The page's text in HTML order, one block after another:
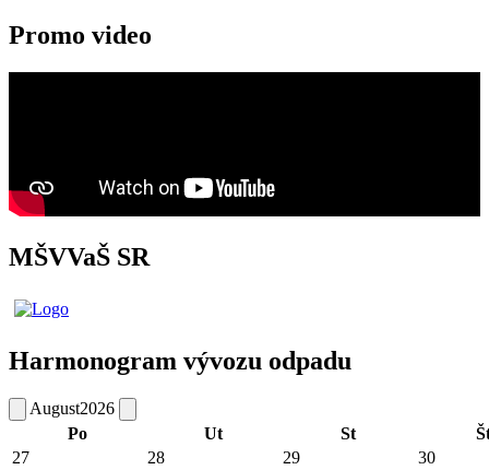
Promo video
MŠVVaŠ SR
Harmonogram vývozu odpadu
August2026
Po
Ut St
27
28 29
30